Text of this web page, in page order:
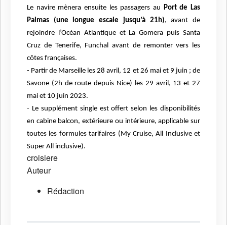
Le navire mènera ensuite les passagers au Port de Las
Palmas (une longue escale jusqu’à 21h), avant de
rejoindre l’Océan Atlantique et La Gomera puis Santa
Cruz de Tenerife, Funchal avant de remonter vers les
côtes françaises.
- Partir de Marseille les 28 avril, 12 et 26 mai et 9 juin ; de
Savone (2h de route depuis Nice) les 29 avril, 13 et 27
mai et 10 juin 2023.
- Le supplément single est offert selon les disponibilités
en cabine balcon, extérieure ou intérieure,applicable sur
toutes les formules tarifaires (My Cruise, All Inclusive et
Super All inclusive).
croisiere
Auteur
Rédaction